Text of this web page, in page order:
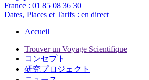
France : 01 85 08 36 30
Dates, Places et Tarifs : en direct
Accueil
Trouver un Voyage Scientifique
コンセプト
研究プロジェクト